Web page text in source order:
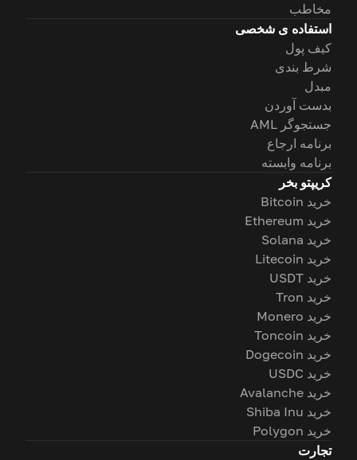
مخاطب
استفاده ی شخصی
کیف پول
شرط بندی
مبدل
بدست آوردن
جستجوگر AML
برنامه ارجاع
برنامه وابسته
کریپتو بخر
خرید Bitcoin
خرید Ethereum
خرید Solana
خرید Litecoin
خرید USDT
خرید Tron
خرید Monero
خرید Toncoin
خرید Dogecoin
خرید USDC
خرید Avalanche
خرید Shiba Inu
خرید Polygon
تجارت